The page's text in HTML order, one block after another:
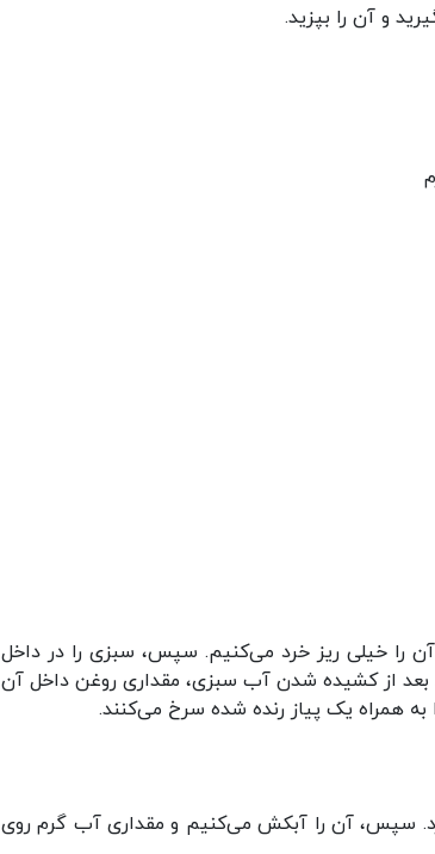
و آن را بپزید.
را خیلی ریز خرد می‌کنیم. سپس، سبزی را در داخل
از کشیده شدن آب سبزی، مقداری روغن داخل آن
همراه یک پیاز رنده شده سرخ می‌کنند.
سپس، آن را آبکش می‌کنیم و مقداری آب گرم روی